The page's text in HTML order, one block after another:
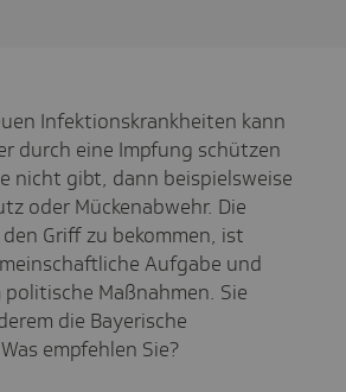
Infektionskrankheiten kann
durch eine Impfung schützen
nicht gibt, dann beispielsweise
oder Mückenabwehr. Die
Griff zu bekommen, ist
Aufgabe und
Maßnahmen. Sie
die Bayerische
empfehlen Sie?